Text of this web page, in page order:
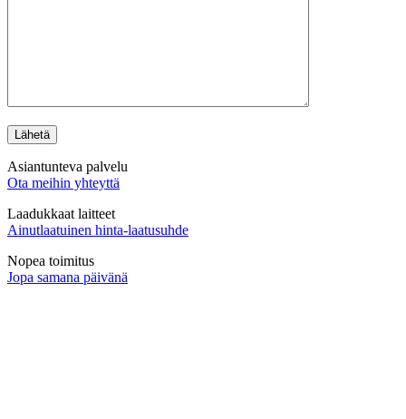
Asiantunteva palvelu
Ota meihin yhteyttä
Laadukkaat laitteet
Ainutlaatuinen hinta-laatusuhde
Nopea toimitus
Jopa samana päivänä